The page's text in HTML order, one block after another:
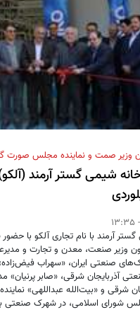
وزیر صمت و نماینده مجلس صورت
شیمی گستر آرمند
آرمند با نام تجاری آلکو با
وزیر صنعت، معدن و تجارت و
صنعتی ایران، «سهراب
آذربایجان شرقی، «صابر
شرقی و «بیت‌الله عبداللهی»
شورای اسلامی، در شهرک صنعتی